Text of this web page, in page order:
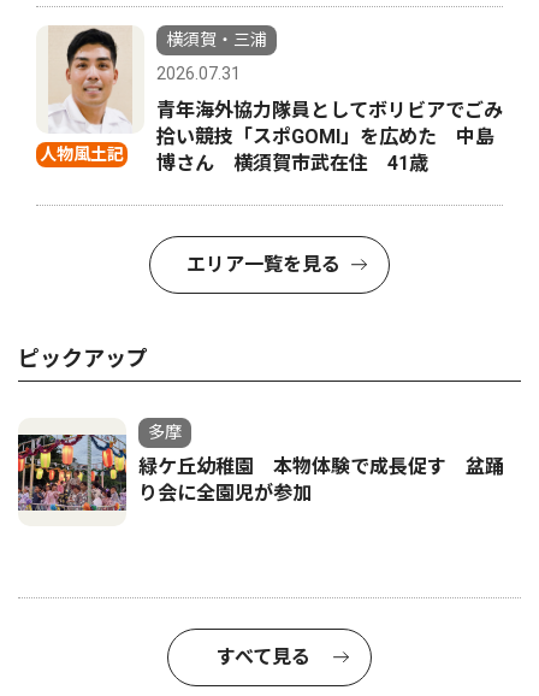
人物風土記
横須賀・三浦
2026.07.31
青年海外協力隊員としてボリビアでごみ
拾い競技「スポGOMI」を広めた 中島
博さん 横須賀市武在住 41歳
エリア一覧を見る
ピックアップ
多摩
緑ケ丘幼稚園 本物体験で成長促す 盆踊
り会に全園児が参加
すべて見る